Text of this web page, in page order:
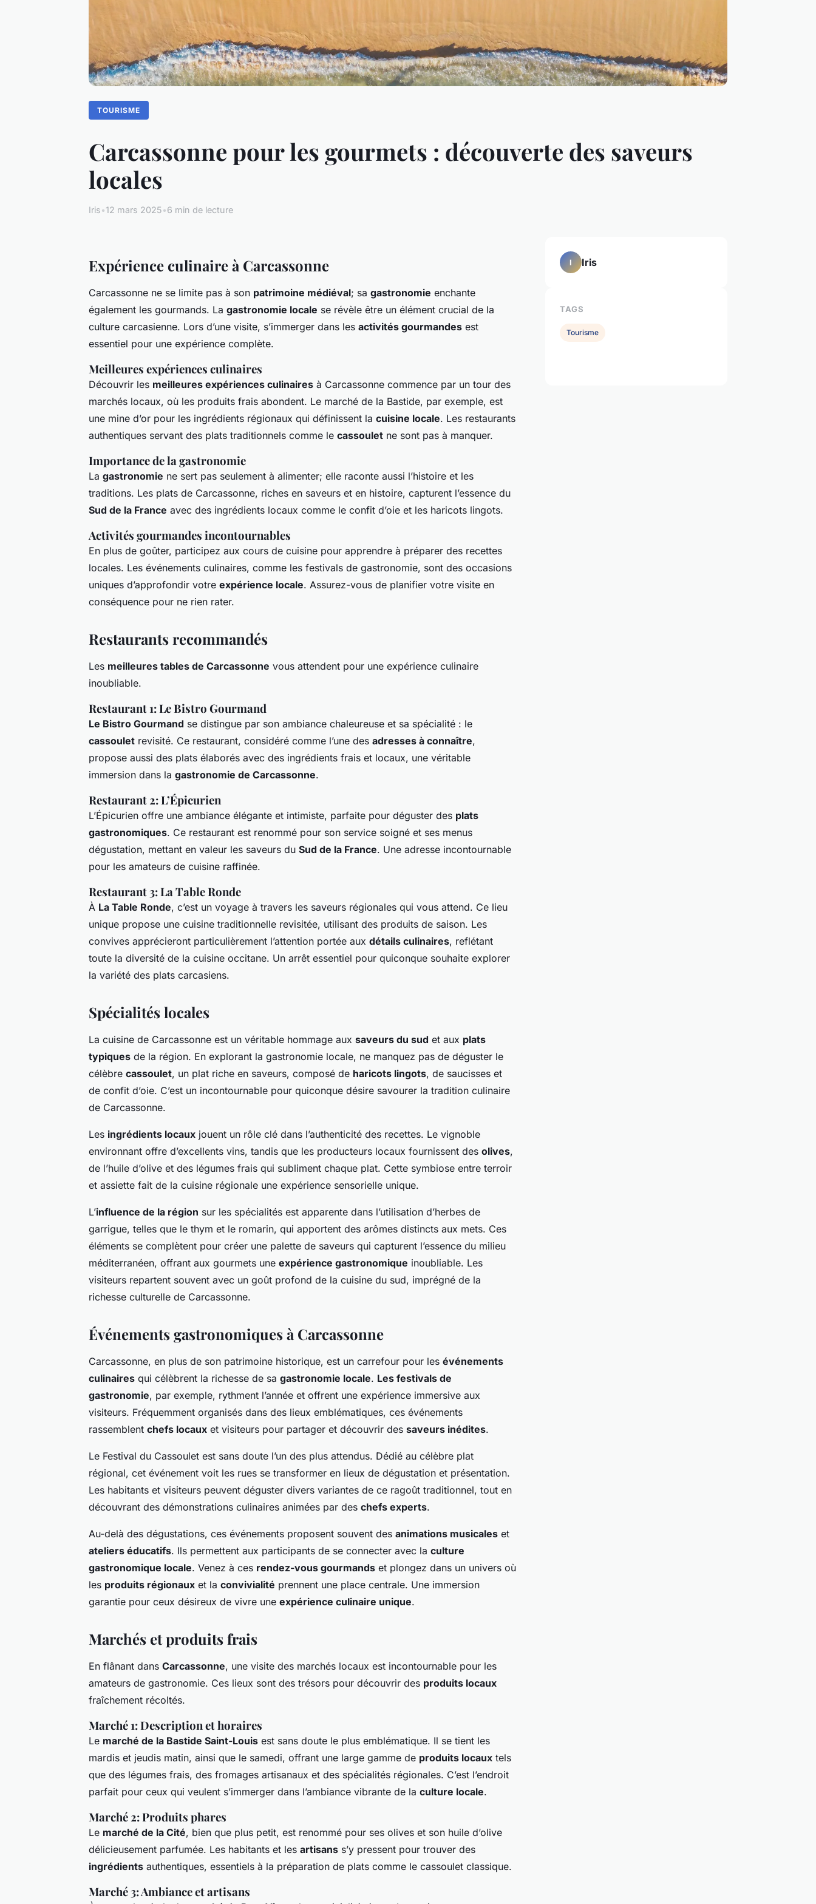
TOURISME
Carcassonne pour les gourmets : découverte des saveurs
locales
Iris•12 mars 2025•6 min de lecture
Expérience culinaire à Carcassonne
Carcassonne ne se limite pas à son patrimoine médiéval; sa gastronomie enchante
également les gourmands. La gastronomie locale se révèle être un élément crucial de la
culture carcasienne. Lors d’une visite, s’immerger dans les activités gourmandes est
essentiel pour une expérience complète.
Meilleures expériences culinaires
Découvrir les meilleures expériences culinaires à Carcassonne commence par un tour des
marchés locaux, où les produits frais abondent. Le marché de la Bastide, par exemple, est
une mine d’or pour les ingrédients régionaux qui définissent la cuisine locale. Les restaurants
authentiques servant des plats traditionnels comme le cassoulet ne sont pas à manquer.
Importance de la gastronomie
La gastronomie ne sert pas seulement à alimenter; elle raconte aussi l’histoire et les
traditions. Les plats de Carcassonne, riches en saveurs et en histoire, capturent l’essence du
Sud de la France avec des ingrédients locaux comme le confit d’oie et les haricots lingots.
Activités gourmandes incontournables
En plus de goûter, participez aux cours de cuisine pour apprendre à préparer des recettes
locales. Les événements culinaires, comme les festivals de gastronomie, sont des occasions
uniques d’approfondir votre expérience locale. Assurez-vous de planifier votre visite en
conséquence pour ne rien rater.
Restaurants recommandés
Les meilleures tables de Carcassonne vous attendent pour une expérience culinaire
inoubliable.
Restaurant 1: Le Bistro Gourmand
Le Bistro Gourmand se distingue par son ambiance chaleureuse et sa spécialité : le
cassoulet revisité. Ce restaurant, considéré comme l’une des adresses à connaître,
propose aussi des plats élaborés avec des ingrédients frais et locaux, une véritable
immersion dans la gastronomie de Carcassonne.
Restaurant 2: L’Épicurien
L’Épicurien offre une ambiance élégante et intimiste, parfaite pour déguster des plats
gastronomiques. Ce restaurant est renommé pour son service soigné et ses menus
dégustation, mettant en valeur les saveurs du Sud de la France. Une adresse incontournable
pour les amateurs de cuisine raffinée.
Restaurant 3: La Table Ronde
À La Table Ronde, c’est un voyage à travers les saveurs régionales qui vous attend. Ce lieu
unique propose une cuisine traditionnelle revisitée, utilisant des produits de saison. Les
convives apprécieront particulièrement l’attention portée aux détails culinaires, reflétant
toute la diversité de la cuisine occitane. Un arrêt essentiel pour quiconque souhaite explorer
la variété des plats carcasiens.
Spécialités locales
La cuisine de Carcassonne est un véritable hommage aux saveurs du sud et aux plats
typiques de la région. En explorant la gastronomie locale, ne manquez pas de déguster le
célèbre cassoulet, un plat riche en saveurs, composé de haricots lingots, de saucisses et
de confit d’oie. C’est un incontournable pour quiconque désire savourer la tradition culinaire
de Carcassonne.
Les ingrédients locaux jouent un rôle clé dans l’authenticité des recettes. Le vignoble
environnant offre d’excellents vins, tandis que les producteurs locaux fournissent des olives,
de l’huile d’olive et des légumes frais qui subliment chaque plat. Cette symbiose entre terroir
et assiette fait de la cuisine régionale une expérience sensorielle unique.
L’influence de la région sur les spécialités est apparente dans l’utilisation d’herbes de
garrigue, telles que le thym et le romarin, qui apportent des arômes distincts aux mets. Ces
éléments se complètent pour créer une palette de saveurs qui capturent l’essence du milieu
méditerranéen, offrant aux gourmets une expérience gastronomique inoubliable. Les
visiteurs repartent souvent avec un goût profond de la cuisine du sud, imprégné de la
richesse culturelle de Carcassonne.
Événements gastronomiques à Carcassonne
Carcassonne, en plus de son patrimoine historique, est un carrefour pour les événements
culinaires qui célèbrent la richesse de sa gastronomie locale. Les festivals de
gastronomie, par exemple, rythment l’année et offrent une expérience immersive aux
visiteurs. Fréquemment organisés dans des lieux emblématiques, ces événements
rassemblent chefs locaux et visiteurs pour partager et découvrir des saveurs inédites.
Le Festival du Cassoulet est sans doute l’un des plus attendus. Dédié au célèbre plat
régional, cet événement voit les rues se transformer en lieux de dégustation et présentation.
Les habitants et visiteurs peuvent déguster divers variantes de ce ragoût traditionnel, tout en
découvrant des démonstrations culinaires animées par des chefs experts.
Au-delà des dégustations, ces événements proposent souvent des animations musicales et
ateliers éducatifs. Ils permettent aux participants de se connecter avec la culture
gastronomique locale. Venez à ces rendez-vous gourmands et plongez dans un univers où
les produits régionaux et la convivialité prennent une place centrale. Une immersion
garantie pour ceux désireux de vivre une expérience culinaire unique.
Marchés et produits frais
En flânant dans Carcassonne, une visite des marchés locaux est incontournable pour les
amateurs de gastronomie. Ces lieux sont des trésors pour découvrir des produits locaux
fraîchement récoltés.
Marché 1: Description et horaires
Le marché de la Bastide Saint-Louis est sans doute le plus emblématique. Il se tient les
mardis et jeudis matin, ainsi que le samedi, offrant une large gamme de produits locaux tels
que des légumes frais, des fromages artisanaux et des spécialités régionales. C’est l’endroit
parfait pour ceux qui veulent s’immerger dans l’ambiance vibrante de la culture locale.
Marché 2: Produits phares
Le marché de la Cité, bien que plus petit, est renommé pour ses olives et son huile d’olive
délicieusement parfumée. Les habitants et les artisans s’y pressent pour trouver des
ingrédients authentiques, essentiels à la préparation de plats comme le cassoulet classique.
Marché 3: Ambiance et artisans
I Iris
TAGS
Tourisme